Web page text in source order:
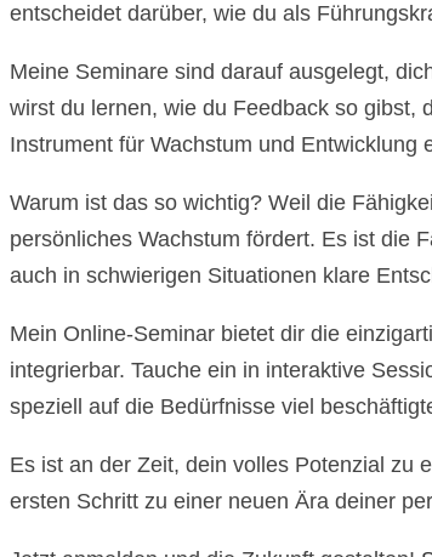
entscheidet darüber, wie du als
Meine Seminare sind darauf ausgelegt,
wirst du lernen, wie du Feedback so gibst,
Instrument für Wachstum und
Warum ist das so wichtig? Weil die
persönliches Wachstum fördert. Es ist die
auch in schwierigen Situationen klare
Mein Online-Seminar bietet dir die
integrierbar. Tauche ein in interaktive
speziell auf die Bedürfnisse viel
Es ist an der Zeit, dein volles Potenzial zu
ersten Schritt zu einer neuen Ära deiner